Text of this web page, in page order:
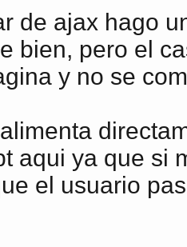
de ajax hago
bien, pero el
y no se
aqui ya que si
el usuario